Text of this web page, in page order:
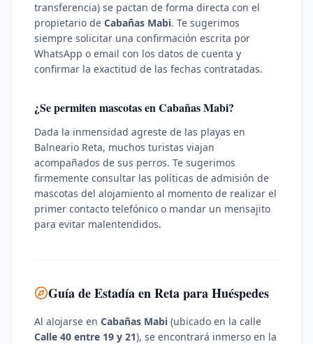
transferencia) se pactan de forma directa con el
propietario de Cabañas Mabi. Te sugerimos
siempre solicitar una confirmación escrita por
WhatsApp o email con los datos de cuenta y
confirmar la exactitud de las fechas contratadas.
¿Se permiten mascotas enCabañas Mabi?
Dada la inmensidad agreste de las playas en
Balneario Reta, muchos turistas viajan
acompañados de sus perros. Te sugerimos
firmemente consultar las políticas de admisión de
mascotas del alojamiento al momento de realizar el
primer contacto telefónico o mandar un mensajito
para evitar malentendidos.
Guía de Estadía en Reta para Huéspedes
Al alojarse en Cabañas Mabi (ubicado en la calle
Calle 40 entre 19 y 21), se encontrará inmerso en la